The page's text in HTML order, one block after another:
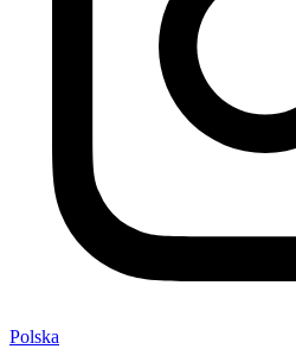
Polska